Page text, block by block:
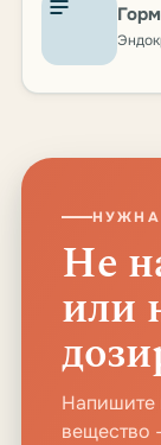
Не
или
Напишите
вещество